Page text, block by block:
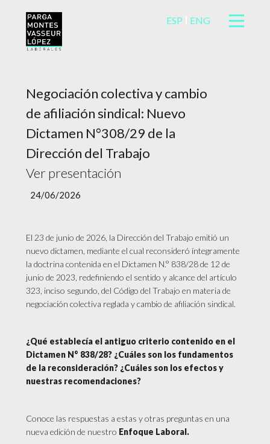
ESP ENG
Negociación colectiva y cambio
de afiliación sindical: Nuevo
Dictamen N°308/29 de la
Dirección del Trabajo
Ver presentación
24/06/2026
El 23 de junio de 2026, la Dirección del Trabajo emitió un
nuevo dictamen, mediante el cual reconsideró íntegramente
la doctrina contenida en el Dictamen N.° 838/28 de 12 de
junio de 2023, redefiniendo el sentido y alcance del artículo
323, inciso segundo, del Código del Trabajo en materia de
negociación colectiva reglada y cambio de afiliación sindical.
¿Qué establecía el antiguo criterio contenido en el
Dictamen N° 838/28? ¿Cuáles son los fundamentos
de la reconsideración? ¿Cuáles son los efectos y
nuestras recomendaciones?
Conoce las respuestas a estas y otras preguntas en una
nueva edición de nuestro Enfoque Laboral.